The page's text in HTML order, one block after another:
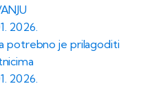
2026.
potrebno je prilagoditi
2026.